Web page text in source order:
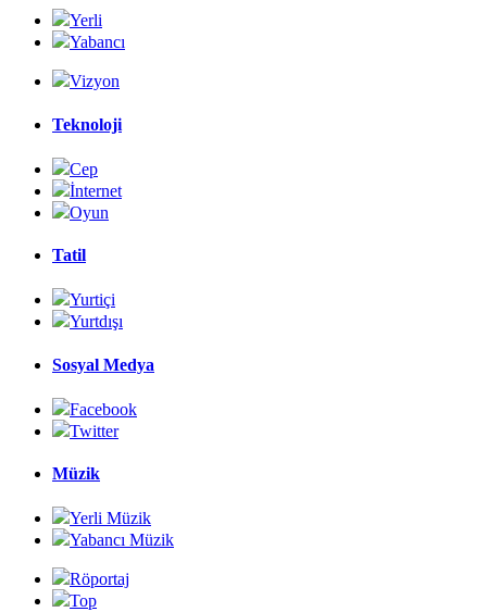
Yerli
Yabancı
Vizyon
Teknoloji
Cep
İnternet
Oyun
Tatil
Yurtiçi
Yurtdışı
Sosyal Medya
Facebook
Twitter
Müzik
Yerli Müzik
Yabancı Müzik
Röportaj
Top